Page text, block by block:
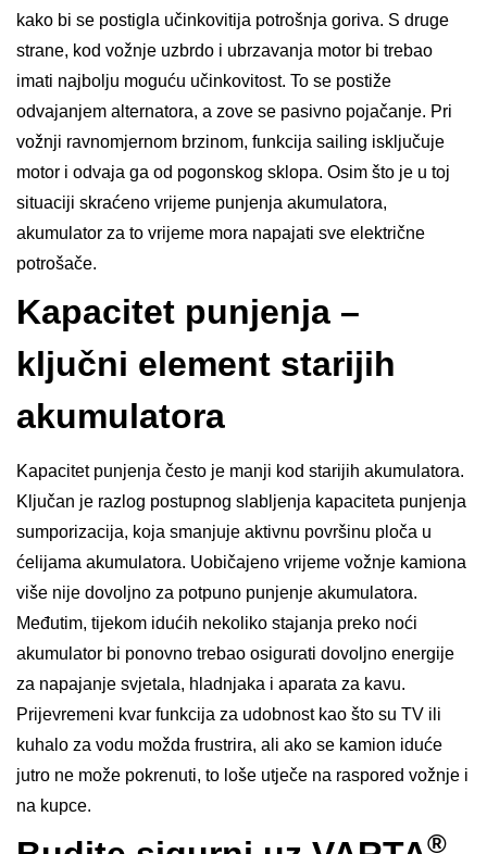
kako bi se postigla učinkovitija potrošnja goriva. S druge
strane, kod vožnje uzbrdo i ubrzavanja motor bi trebao
imati najbolju moguću učinkovitost. To se postiže
odvajanjem alternatora, a zove se pasivno pojačanje. Pri
vožnji ravnomjernom brzinom, funkcija sailing isključuje
motor i odvaja ga od pogonskog sklopa. Osim što je u toj
situaciji skraćeno vrijeme punjenja akumulatora,
akumulator za to vrijeme mora napajati sve električne
potrošače.
Kapacitet punjenja –
ključni element starijih
akumulatora
Kapacitet punjenja često je manji kod starijih akumulatora.
Ključan je razlog postupnog slabljenja kapaciteta punjenja
sumporizacija, koja smanjuje aktivnu površinu ploča u
ćelijama akumulatora. Uobičajeno vrijeme vožnje kamiona
više nije dovoljno za potpuno punjenje akumulatora.
Međutim, tijekom idućih nekoliko stajanja preko noći
akumulator bi ponovno trebao osigurati dovoljno energije
za napajanje svjetala, hladnjaka i aparata za kavu.
Prijevremeni kvar funkcija za udobnost kao što su TV ili
kuhalo za vodu možda frustrira, ali ako se kamion iduće
jutro ne može pokrenuti, to loše utječe na raspored vožnje i
na kupce.
®